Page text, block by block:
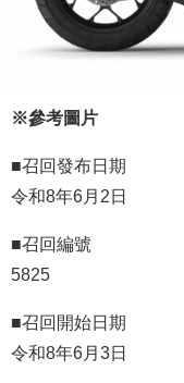
※參考圖片
■召回發布日期
令和8年6月2日
■召回編號
5825
■召回開始日期
令和8年6月3日